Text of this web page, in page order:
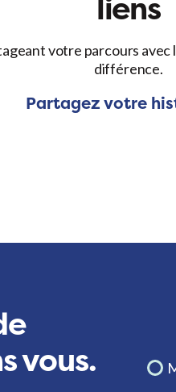
liens
votre parcours
différence.
Partagez votre
vous.